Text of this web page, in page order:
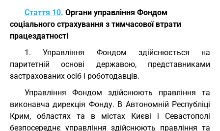
Стаття 10. Органи управління Фондом
соціального страхування з тимчасової втрати
працездатності
1. Управління Фондом здійснюється на
паритетній основі державою, представниками
застрахованих осіб і роботодавців.
Управління Фондом здійснюють правління та
виконавча дирекція Фонду. В Автономній Республіці
Крим, областях та в містах Києві і Севастополі
безпосереднє управління здійснюють правління та